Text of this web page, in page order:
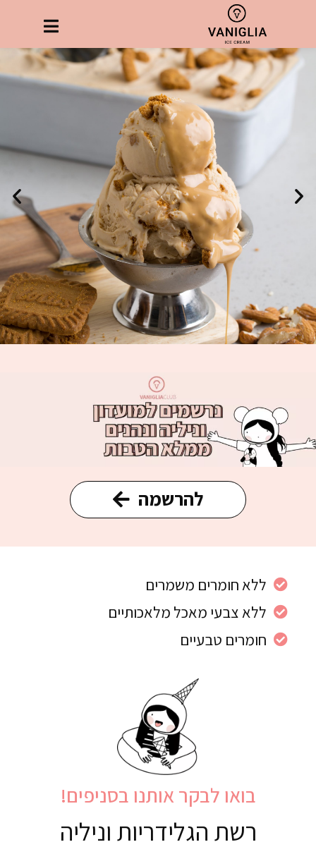
להרשמה
ללא חומרים משמרים
ללא צבעי מאכל מלאכותיים
חומרים טבעיים
בואו לבקר אותנו בסניפים!
רשת הגלידריות וניליה